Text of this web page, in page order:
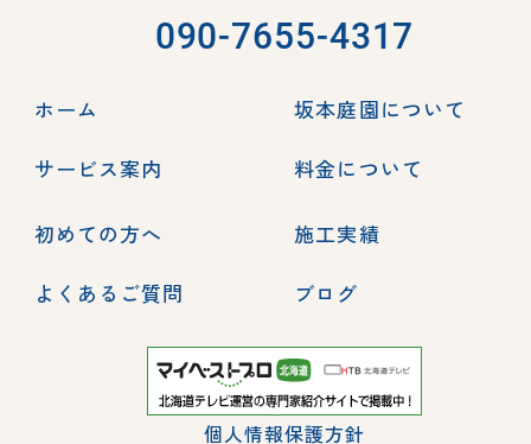
090-7655-4317
ホーム
坂本庭園について
サービス案内
料金について
初めての方へ
施工実績
よくあるご質問
ブログ
個人情報保護方針